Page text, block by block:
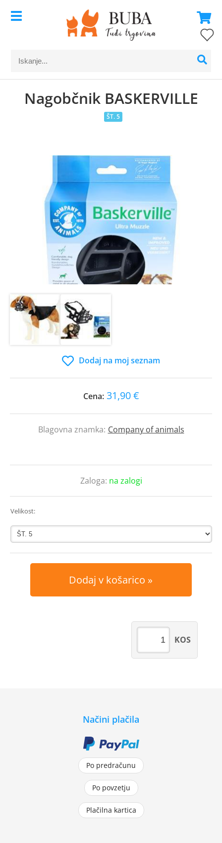
Nagobčnik BASKERVILLE
ŠT. 5
Dodaj na moj seznam
Cena: 31,90 €
Blagovna znamka: Company of animals
Zaloga: na zalogi
Velikost:
Dodaj v košarico
KOS
Načini plačila
Po predračunu
Po povzetju
Plačilna kartica